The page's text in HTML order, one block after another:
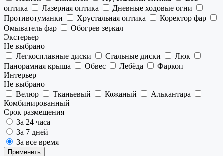
оптика
Лазерная оптика
Дневные ходовые огни
Противотуманки
Хрустальная оптика
Коректор фар
Омыватель фар
Обогрев зеркал
Экстерьер
Не выбрано
Легкосплавные диски
Стальные диски
Люк
Панорамная крыша
Обвес Лебёда
Фаркоп
Интерьер
Не выбрано
Велюр
Тканьевый Кожаный
Алькантара
Комбинированный
Срок размещения
За 24 часа
За 7 дней
За все время
Применить